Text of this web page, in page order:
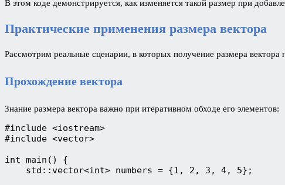
В этом коде демонстрируется, как изменяется такой размер при
Практические применения размера вектора
Рассмотрим реальные сценарии, в которых получение размера вектора
Прохождение вектора
Знание размера вектора важно при итеративном обходе его элементов:
#include <iostream>
#include <vector>
int main() {
    std::vector<int> numbers = {1, 2, 3, 4, 5};